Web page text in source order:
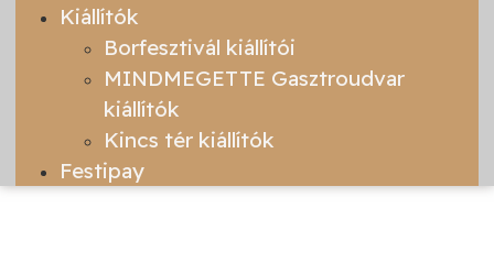
Kiállítók
Borfesztivál kiállítói
MINDMEGETTE Gasztroudvar
kiállítók
Kincs tér kiállítók
Festipay